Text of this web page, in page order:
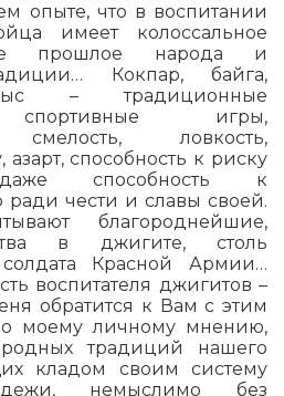
опыте, что в воспитании
имеет ко­лоссальное
прошлое народа и
Кокпар, байга,
– традиционные
спортивные игры,
смелость, ловкость,
способность к риску
спо­соб­­ность к
чести и славы своей.
благороднейшие,
в джигите, столь
Красной Армии…
воспитателя джигитов –
обратится к Вам с этим
моему личному мнению,
традиций нашего
кладом своим систему
немыслимо без